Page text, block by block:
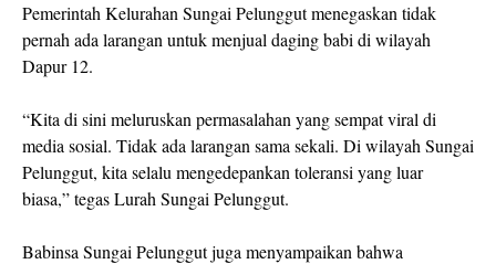
Pemerintah Kelurahan Sungai Pelunggut menegaskan tidak
pernah ada larangan untuk menjual daging babi di wilayah
Dapur 12.
“Kita di sini meluruskan permasalahan yang sempat viral di
media sosial. Tidak ada larangan sama sekali. Di wilayah Sungai
Pelunggut, kita selalu mengedepankan toleransi yang luar
biasa,” tegas Lurah Sungai Pelunggut.
Babinsa Sungai Pelunggut juga menyampaikan bahwa